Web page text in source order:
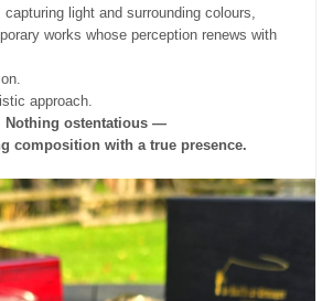
light and surrounding colours,
works whose perception renews with
approach.
Nothing ostentatious —
composition with a true presence.